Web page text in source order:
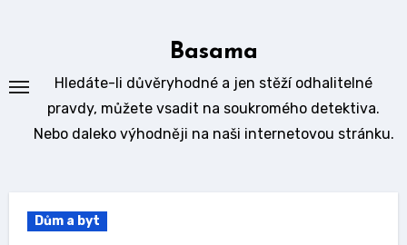
Basama
Hledáte-li důvěryhodné a jen stěží odhalitelné
pravdy, můžete vsadit na soukromého detektiva.
Nebo daleko výhodněji na naši internetovou stránku.
Dům a byt